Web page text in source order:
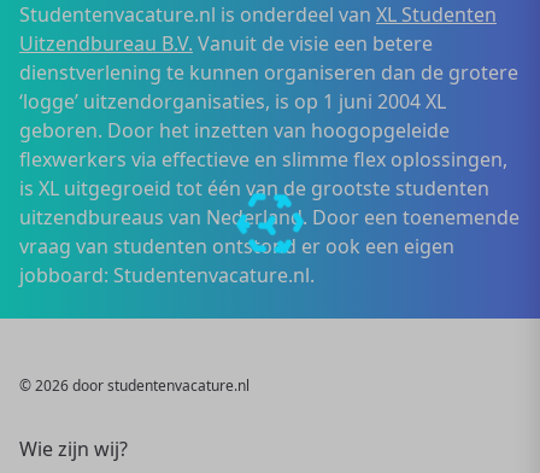
Studentenvacature.nl is onderdeel van XL Studenten
Uitzendbureau B.V. Vanuit de visie een betere
dienstverlening te kunnen organiseren dan de grotere
‘logge’ uitzendorganisaties, is op 1 juni 2004 XL
geboren. Door het inzetten van hoogopgeleide
flexwerkers via effectieve en slimme flex oplossingen,
is XL uitgegroeid tot één van de grootste studenten
uitzendbureaus van Nederland. Door een toenemende
vraag van studenten ontstond er ook een eigen
jobboard: Studentenvacature.nl.
© 2026 door studentenvacature.nl
Wie zijn wij?